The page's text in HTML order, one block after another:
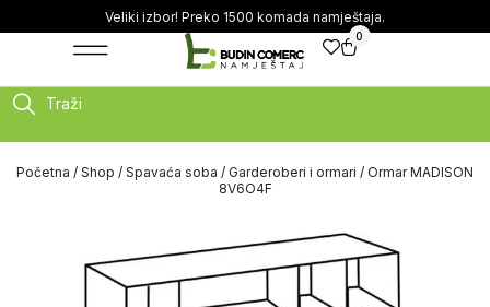
Veliki izbor! Preko 1500 komada namještaja.
0
Traži
Početna / Shop / Spavaća soba / Garderoberi i ormari / Ormar MADISON
8V6O4F